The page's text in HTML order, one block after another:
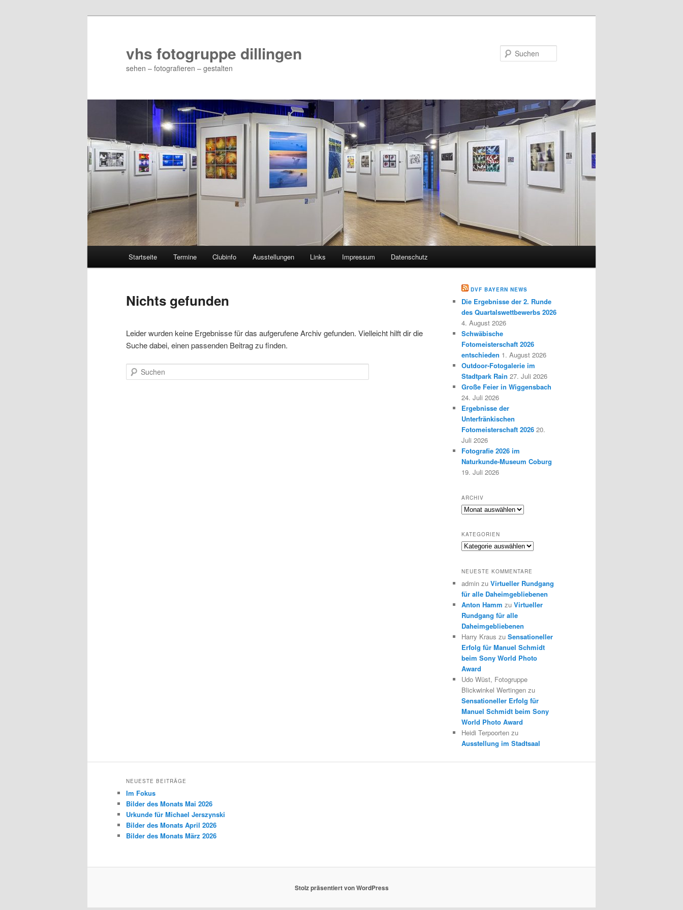
vhs fotogruppe dillingen
sehen – fotografieren – gestalten
Startseite Termine Clubinfo Ausstellungen Links Impressum Datenschutz
Nichts gefunden
Leider wurden keine Ergebnisse für das aufgerufene Archiv gefunden. Vielleicht hilft dir die
Suche dabei, einen passenden Beitrag zu finden.
Suchen
DVF BAYERN NEWS
Die Ergebnisse der 2. Runde
des Quartalswettbewerbs 2026
4. August 2026
Schwäbische
Fotomeisterschaft 2026
entschieden 1. August 2026
Outdoor-Fotogalerie im
Stadtpark Rain 27. Juli 2026
Große Feier in Wiggensbach
24. Juli 2026
Ergebnisse der
Unterfränkischen
Fotomeisterschaft 2026 20.
Juli 2026
Fotografie 2026 im
Naturkunde-Museum Coburg
19. Juli 2026
ARCHIV
Archiv
KATEGORIEN
Kategorien
NEUESTE KOMMENTARE
admin zu Virtueller Rundgang
für alle Daheimgebliebenen
Anton Hamm zu Virtueller
Rundgang für alle
Daheimgebliebenen
Harry Kraus zu Sensationeller
Erfolg für Manuel Schmidt
beim Sony World Photo
Award
Udo Wüst, Fotogruppe
Blickwinkel Wertingen zu
Sensationeller Erfolg für
Manuel Schmidt beim Sony
World Photo Award
Heidi Terpoorten zu
Ausstellung im Stadtsaal
NEUESTE BEITRÄGE
Im Fokus
Bilder des Monats Mai 2026
Urkunde für Michael Jerszynski
Bilder des Monats April 2026
Bilder des Monats März 2026
Stolz präsentiert von WordPress